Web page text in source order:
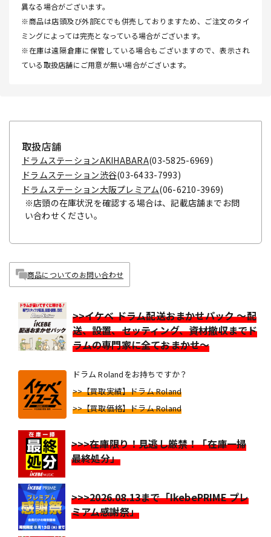
異なる場合がございます。
※商品は店頭及び外部ECでも併売しておりますため、ご注文のタイ
ミングによっては完売となっている場合がございます。
※在庫は遠隔倉庫に保管している場合もございますので、表示され
ている取扱店舗にご用意が無い場合がございます。
取扱店舗
ドラムステーションAKIHABARA(03-5825-6969)
ドラムステーション渋谷(03-6433-7993)
ドラムステーション大阪プレミアム(06-6210-3969)
※店頭の在庫状況を確認する場合は、記載店舗までお問
い合わせください。
商品についてのお問い合わせ
>>イケベ ドラム配送おまかせパック ～配
送、設置、セッティング、資材撤収までド
ラムの専門家に全ておまかせ～
ドラム Rolandをお持ちですか？
>>【買取実績】ドラム Roland
>>【買取価格】ドラム Roland
>>>在庫限り！見逃し厳禁！「在庫一掃
最終処分」
>>>2026.08.13まで「IkebePRIME プレ
ミアム感謝祭」